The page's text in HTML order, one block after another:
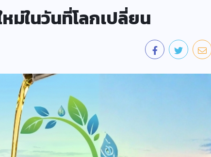
ม่ในวันที่โลกเปลี่ยน
เหตุละเมิดความเป็นส่วนตัวส่วน
ใหญ่ จะเกิดจากการคาดเดาที่สรุป
โดย AI หรือ AI-Generated
Inferences